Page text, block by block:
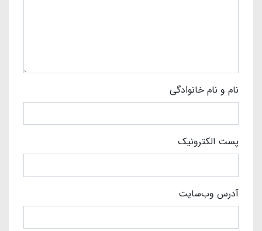
نام و نام خانوادگی
پست الکترونیک
آدرس وب‌سایت